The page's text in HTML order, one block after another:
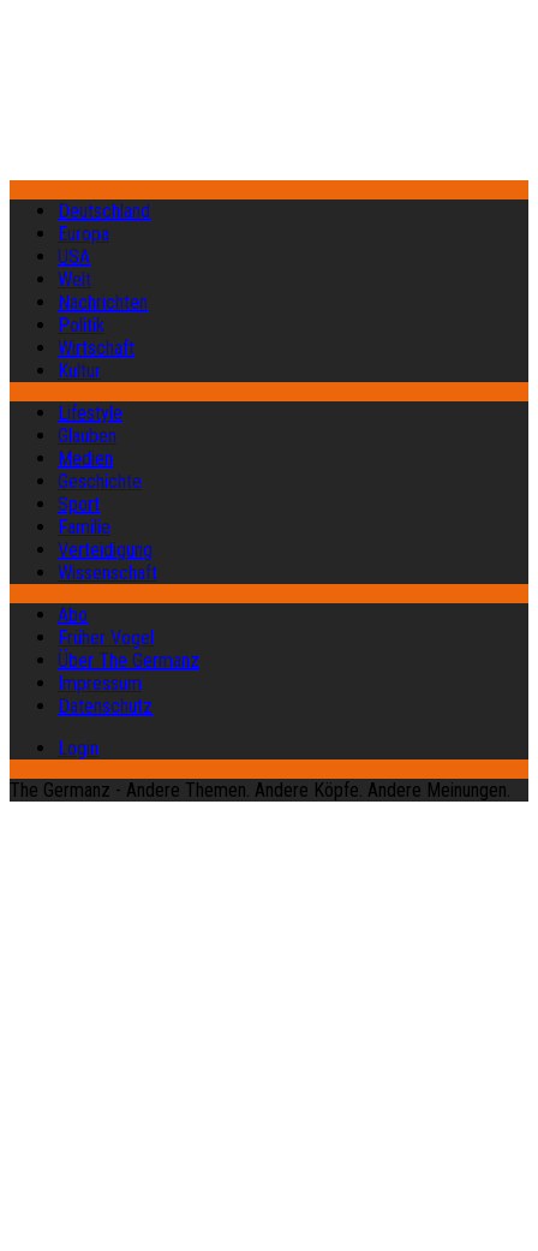
Deutschland
Europa
USA
Welt
Nachrichten
Politik
Wirtschaft
Kultur
Lifestyle
Glauben
Medien
Geschichte
Sport
Familie
Verteidigung
Wissenschaft
Abo
Früher Vogel
Über The Germanz
Impressum
Datenschutz
Login
The Germanz - Andere Themen. Andere Köpfe. Andere Meinungen.